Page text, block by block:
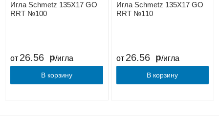
Игла Schmetz 135X17 GO
RRT №100
от 26.56 /игла
В корзину
Игла Schmetz 135X17 GO
RRT №110
от 26.56 /игла
В корзину